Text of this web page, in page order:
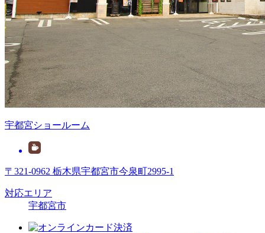
宇都宮ショールーム
〒321-0962 栃木県宇都宮市今泉町2995-1
対応エリア
宇都宮市